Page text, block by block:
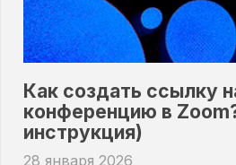
Как создать ссылку
конференцию в
инструкция)
28 января 2026